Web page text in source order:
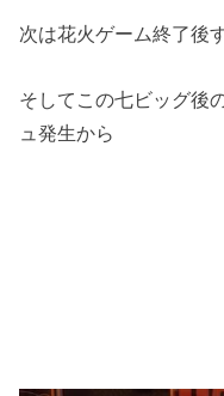
次は花火ゲーム終了後
そしてこの七ビッグ後
ュ発生から